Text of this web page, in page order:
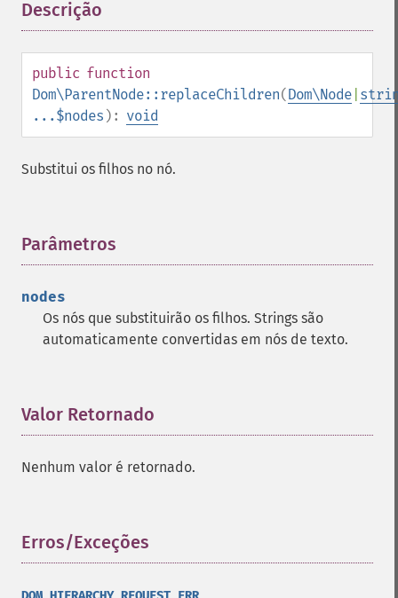
Descrição
public function
Dom\ParentNode::replaceChildren(Dom\Node
...$nodes ): void
Substitui os filhos no nó.
Parâmetros
nodes
Os nós que substituirão os filhos. Strings são
automaticamente convertidas em nós de texto.
Valor Retornado
Nenhum valor é retornado.
Erros/Exceções